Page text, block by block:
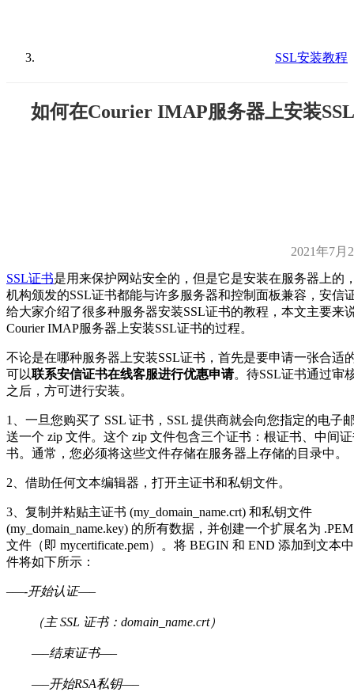
SSL安装教程
如何在Courier IMAP服务器上安装
2021年7月
SSL证书是用来保护网站安全的，但是它是安装在服务器上的
机构颁发的SSL证书都能与许多服务器和控制面板兼容，安信
给大家介绍了很多种服务器安装SSL证书的教程，本文主要来
Courier IMAP服务器上安装SSL证书的过程。
不论是在哪种服务器上安装SSL证书，首先是要申请一张合适
可以联系安信证书在线客服进行优惠申请。待SSL证书通过审
之后，方可进行安装。
1、一旦您购买了 SSL 证书，SSL 提供商就会向您指定的电子
送一个 zip 文件。这个 zip 文件包含三个证书：根证书、中间
书。通常，您必须将这些文件存储在服务器上存储的目录中。
2、借助任何文本编辑器，打开主证书和私钥文件。
3、复制并粘贴主证书 (my_domain_name.crt) 和私钥文件
(my_domain_name.key) 的所有数据，并创建一个扩展名为
文件（即 mycertificate.pem）。将 BEGIN 和 END 添加到文本
件将如下所示：
–—-开始认证—–
（主 SSL 证书：domain_name.crt）
—–结束证书—–
—–开始RSA私钥—–